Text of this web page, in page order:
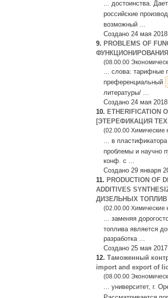
... достоинства.
российские
возможный ...
Создано 24 мая 2018
9. PROBLEMS OF
(08.00.00
... слова: тарифные
преференциальный
литературы/ ...
Создано 24 мая 2018
10. ETHERIFICATION
[ЭТЕРЕФИКАЦИЯ
(02.00.00 Химические
... в
проблемы и научно
конф. с ...
Создано 29 января
11. PRODUCTION OF
ADDITIVES
ДИЗЕЛЬНЫХ
(02.00.00 Химические
... заменяя
топлива является
разработка ...
Создано 25 мая 2017
12. Таможенный
import and export of
(08.00.00
... университет, г.